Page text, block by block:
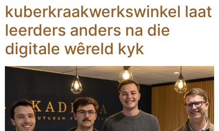
kuberkraakwerkswinkel laat
leerders anders na die
digitale wêreld kyk